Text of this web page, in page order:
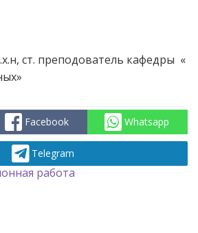
ст. преподователь кафедры «
Facebook Whatsapp
Telegram